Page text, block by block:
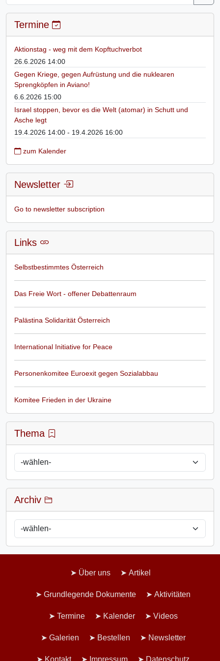
Termine
Aktionstag - weg mit dem Kopftuchverbot
26.6.2026 14:00
Gegen Kriege, gegen Aufrüstung und die nuklearen
Sprengköpfen in Aviano!
6.6.2026 15:00
Israel stoppen, bevor es die Welt (atomar) in Schutt und
Asche legt
19.4.2026 14:00 - 19.4.2026 16:00
zum Kalender
Newsletter
Go to newsletter subscription
Links
Selbstbestimmtes Österreich
Das Freie Wort - offener Debattenraum
Palästina Solidarität Österreich
International Initiative for Peace
Personenkomitee Euroexit gegen Sozialabbau
Komitee Frieden in der Ukraine
Thema
Archiv
Über uns Artikel
Grundlegende Dokumente Aktivitäten
Termine Kalender Videos
Galerien Bestellen Newsletter
Kontakt Impressum Datenschutz